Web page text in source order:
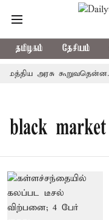
தமிழகம் தேசியம்
அரசு கூறுவதென்ன..?
black market